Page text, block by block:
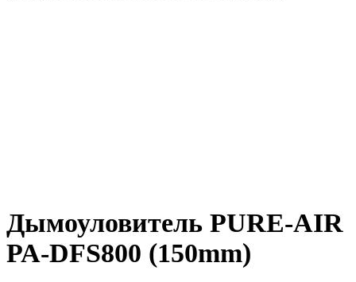
Дымоуловитель PURE-AIR
PA-DFS800 (150mm)